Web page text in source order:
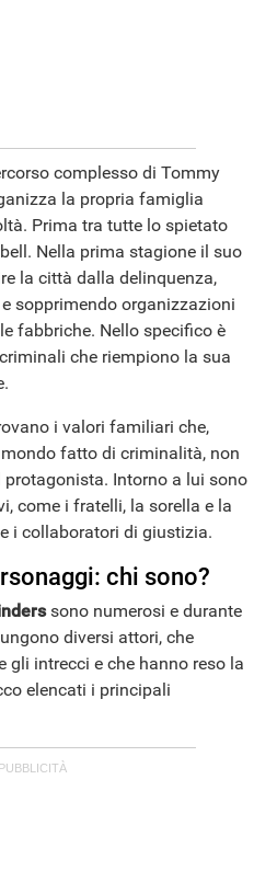
complesso di Tommy
la propria famiglia
Prima tra tutte lo spietato
Nella prima stagione il suo
la città dalla delinquenza,
sopprimendo organizzazioni
fabbriche. Nello specifico è
che riempiono la sua
i valori familiari che,
fatto di criminalità, non
Intorno a lui sono
come i fratelli, la sorella e la
i collaboratori di giustizia.
chi sono?
sono numerosi e durante
diversi attori, che
gli intrecci e che hanno reso la
elencati i principali